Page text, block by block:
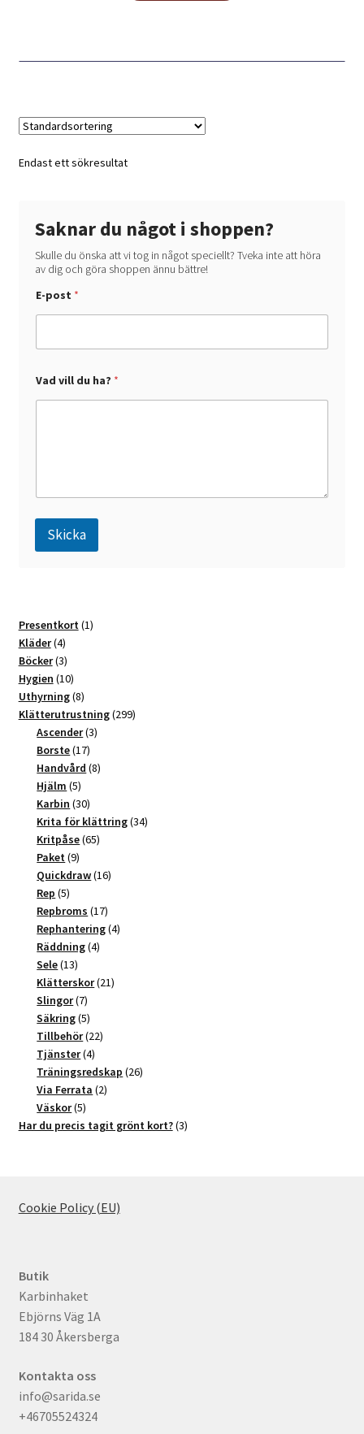
Endast ett sökresultat
Saknar du något i shoppen?
Skulle du önska att vi tog in något speciellt? Tveka inte att höra
av dig och göra shoppen ännu bättre!
E-post *
a
Vad vill du ha? *
Skicka
e
r
n
a
t
i
v
e
Presentkort 11
Kläder 44
produkter
Böcker 33
produkter
Hygien 1010
produkter
Uthyrning 88
produkter
Klätterutrustning 299299
Ascender 33
Borste 1717
produkter
Handvård 88
Hjälm 55
produkter
Karbin 3030
produkter
Krita för klättring 3434
Kritpåse 6565
Paket 99
produkter
Quickdraw 1616
Rep 55
produkter
Repbroms 1717
produkter
Rephantering 44
Räddning 44
Sele 1313
produkter
Klätterskor 2121
Slingor 77
produkter
Säkring 55
produkter
Tillbehör 2222
Tjänster 44
produkter
Träningsredskap 2626
Via Ferrata 22
Väskor 55
produkter
Har du precis tagit grönt kort? 33
Cookie Policy (EU)
Butik
Karbinhaket
Ebjörns Väg 1A
184 30 Åkersberga
Kontakta oss
info@sarida.se
+46705524324